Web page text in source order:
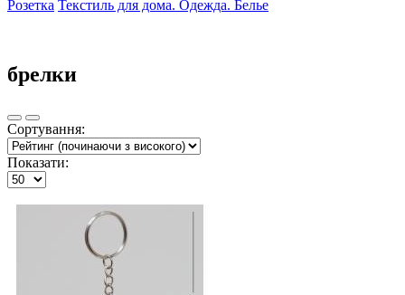
Розетка Текстиль для дома. Одежда. Белье
брелки
Сортування:
Показати: